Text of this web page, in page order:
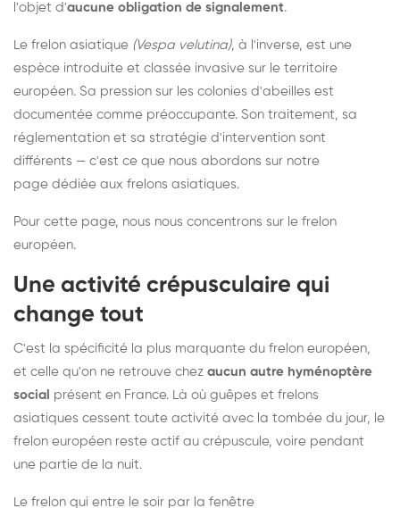
l'objet d'aucune obligation de signalement.
Le frelon asiatique (Vespa velutina), à l'inverse, est une
espèce introduite et classée invasive sur le territoire
européen. Sa pression sur les colonies d'abeilles est
documentée comme préoccupante. Son traitement, sa
réglementation et sa stratégie d'intervention sont
différents — c'est ce que nous abordons sur notre
page dédiée aux frelons asiatiques.
Pour cette page, nous nous concentrons sur le frelon
européen.
Une activité crépusculaire qui
change tout
C'est la spécificité la plus marquante du frelon européen,
et celle qu'on ne retrouve chez aucun autre hyménoptère
social présent en France. Là où guêpes et frelons
asiatiques cessent toute activité avec la tombée du jour, le
frelon européen reste actif au crépuscule, voire pendant
une partie de la nuit.
Le frelon qui entre le soir par la fenêtre